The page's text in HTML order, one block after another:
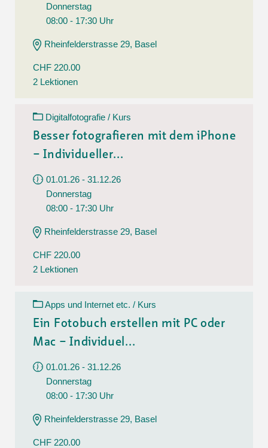
Donnerstag
08:00 - 17:30 Uhr
Rheinfelderstrasse 29, Basel
CHF 220.00
2 Lektionen
Digitalfotografie / Kurs
Besser fotografieren mit dem iPhone
– Individueller...
01.01.26 - 31.12.26
Donnerstag
08:00 - 17:30 Uhr
Rheinfelderstrasse 29, Basel
CHF 220.00
2 Lektionen
Apps und Internet etc. / Kurs
Ein Fotobuch erstellen mit PC oder
Mac – Individuel...
01.01.26 - 31.12.26
Donnerstag
08:00 - 17:30 Uhr
Rheinfelderstrasse 29, Basel
CHF 220.00